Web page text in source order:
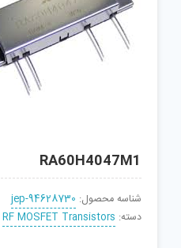
RA60H4047M1
شناسه محصول: jep-94628730
دسته: RF MOSFET Transistors